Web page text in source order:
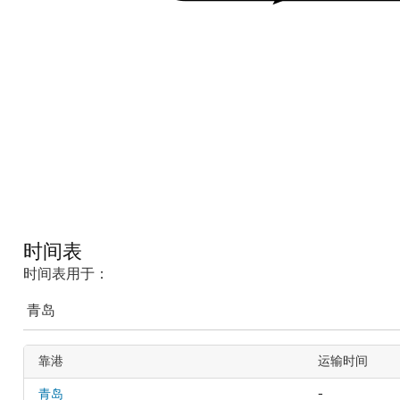
时间表
时间表用于：
靠港 运输时间
青岛 -